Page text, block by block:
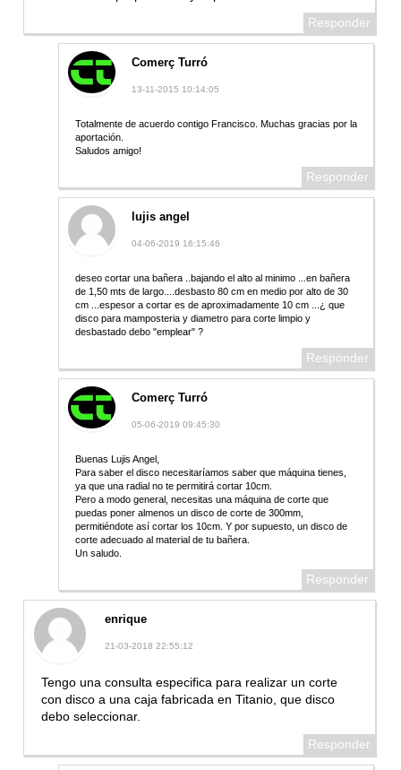
Responder
Comerç Turró
13-11-2015 10:14:05
Totalmente de acuerdo contigo Francisco. Muchas gracias por la
aportación.
Saludos amigo!
Responder
lujis angel
04-06-2019 16:15:46
deseo cortar una bañera ..bajando el alto al minimo ...en bañera
de 1,50 mts de largo....desbasto 80 cm en medio por alto de 30
cm ...espesor a cortar es de aproximadamente 10 cm ...¿ que
disco para mamposteria y diametro para corte limpio y
desbastado debo "emplear" ?
Responder
Comerç Turró
05-06-2019 09:45:30
Buenas Lujis Angel,
Para saber el disco necesitaríamos saber que máquina tienes,
ya que una radial no te permitirá cortar 10cm.
Pero a modo general, necesitas una máquina de corte que
puedas poner almenos un disco de corte de 300mm,
permitiéndote así cortar los 10cm. Y por supuesto, un disco de
corte adecuado al material de tu bañera.
Un saludo.
Responder
enrique
21-03-2018 22:55:12
Tengo una consulta especifica para realizar un corte
con disco a una caja fabricada en Titanio, que disco
debo seleccionar.
Responder